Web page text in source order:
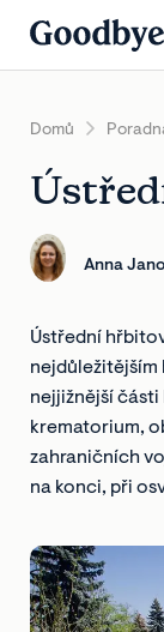
Domů
Anna
Ústřední
nejdůležitějším
nejjižnější části
krematorium,
zahraničních
na konci, při